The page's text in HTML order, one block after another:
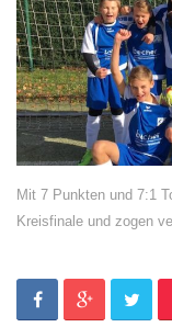
Mit 7 Punkten und 7:1
Kreisfinale und zogen